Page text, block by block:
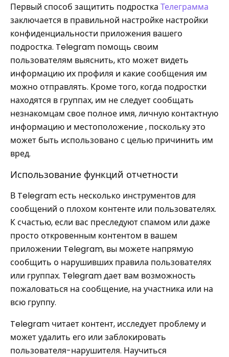
Первый способ защитить подростка Телеграмма
заключается в правильной настройке настройки
конфиденциальности приложения вашего
подростка. Telegram помощь своим
пользователям выяснить, кто может видеть
информацию их профиля и какие сообщения им
можно отправлять. Кроме того, когда подростки
находятся в группах, им не следует сообщать
незнакомцам свое полное имя, личную контактную
информацию и местоположение , поскольку это
может быть использовано с целью причинить им
вред.
Использование функций отчетности
В Telegram есть несколько инструментов для
сообщений о плохом контенте или пользователях.
К счастью, если вас преследуют спамом или даже
просто откровенным контентом в вашем
приложении Telegram, вы можете напрямую
сообщить о нарушивших правила пользователях
или группах. Telegram дает вам возможность
пожаловаться на сообщение, на участника или на
всю группу.
Telegram читает контент, исследует проблему и
может удалить его или заблокировать
пользователя-нарушителя. Научиться